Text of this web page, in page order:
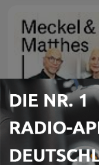
Meckel & Matthes